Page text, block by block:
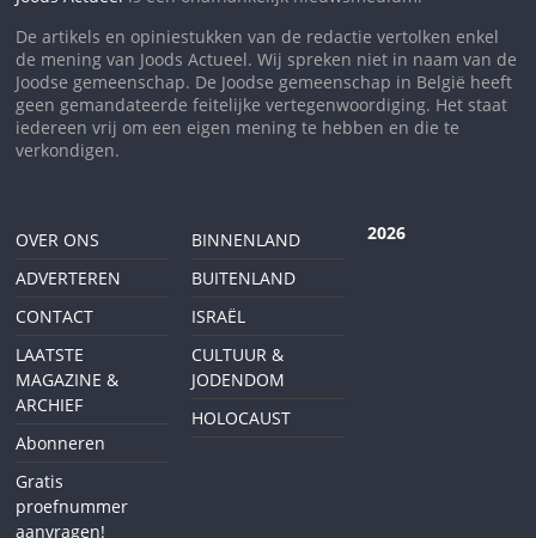
De artikels en opiniestukken van de redactie vertolken enkel
de mening van Joods Actueel. Wij spreken niet in naam van de
Joodse gemeenschap. De Joodse gemeenschap in België heeft
geen gemandateerde feitelijke vertegenwoordiging. Het staat
iedereen vrij om een eigen mening te hebben en die te
verkondigen.
OVER ONS
ADVERTEREN
CONTACT
LAATSTE
MAGAZINE &
ARCHIEF
Abonneren
Gratis
proefnummer
aanvragen!
BINNENLAND
BUITENLAND
ISRAËL
CULTUUR &
JODENDOM
HOLOCAUST
2026